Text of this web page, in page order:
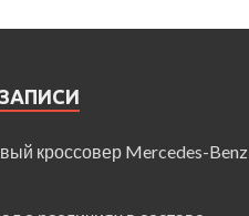
кроссовер Mercedes-Benz